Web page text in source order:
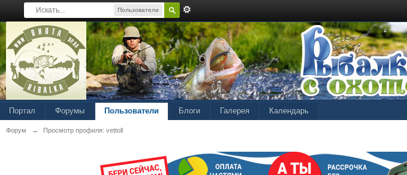
Пользователи
Портал Форумы Пользователи Блоги Галерея Календарь
Форум → Просмотр профиля: vettoll